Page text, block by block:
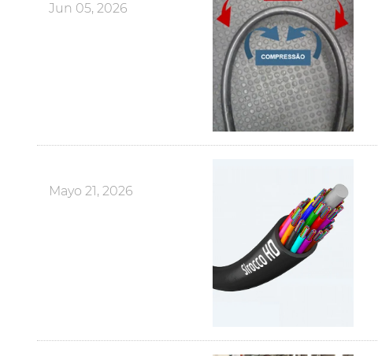
Jun 05, 2026
Mayo 21, 2026